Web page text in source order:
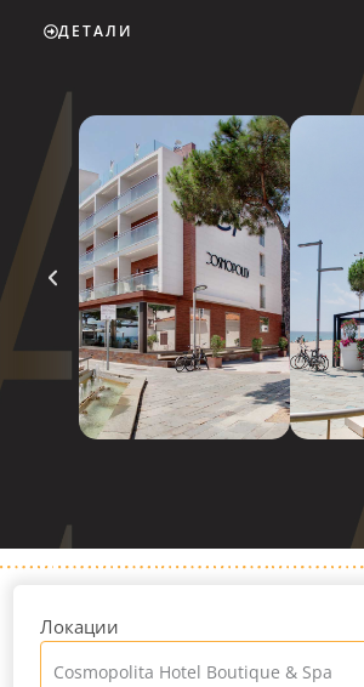
ДЕТАЛИ
Локации
Cosmopolita Hotel Boutique & Spa